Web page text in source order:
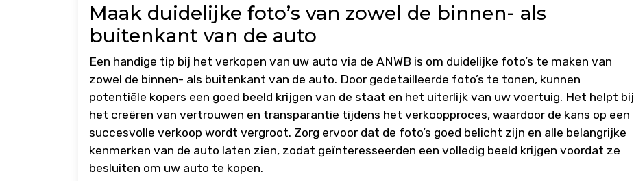
Maak duidelijke foto’s van zowel de binnen- als
buitenkant van de auto
Een handige tip bij het verkopen van uw auto via de ANWB is om duidelijke foto’s te maken van
zowel de binnen- als buitenkant van de auto. Door gedetailleerde foto’s te tonen, kunnen
potentiële kopers een goed beeld krijgen van de staat en het uiterlijk van uw voertuig. Het helpt bij
het creëren van vertrouwen en transparantie tijdens het verkoopproces, waardoor de kans op een
succesvolle verkoop wordt vergroot. Zorg ervoor dat de foto’s goed belicht zijn en alle belangrijke
kenmerken van de auto laten zien, zodat geïnteresseerden een volledig beeld krijgen voordat ze
besluiten om uw auto te kopen.